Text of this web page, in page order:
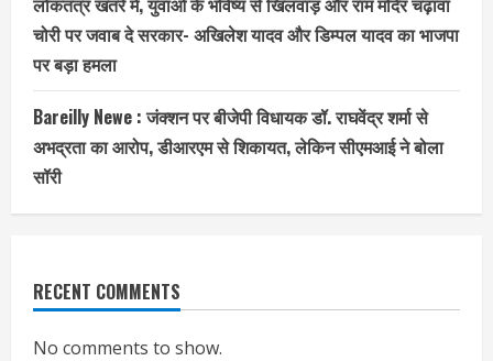
चोरी पर जवाब दे सरकार- अखिलेश यादव और डिम्पल यादव का भाजपा
पर बड़ा हमला
Bareilly Newe : जंक्शन पर बीजेपी विधायक डॉ. राघवेंद्र शर्मा से
अभद्रता का आरोप, डीआरएम से शिकायत, लेकिन सीएमआई ने बोला
सॉरी
RECENT COMMENTS
No comments to show.